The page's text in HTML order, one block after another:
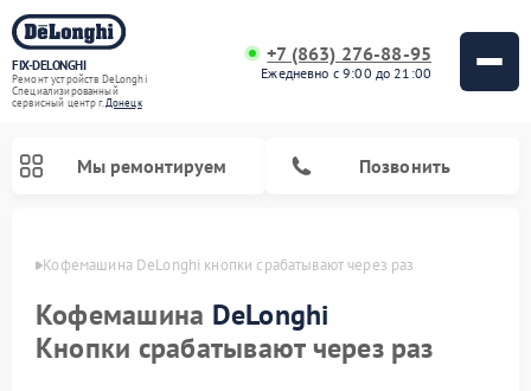
FIX-DELONGHI
Ремонт устройств DeLonghi
Специализированный
cервисный центр г.Донецк
+7 (863) 276-88-95
Ежедневно с 9:00 до 21:00
Мы ремонтируем Позвонить
Кофемашина DeLonghi кнопки срабатывают через раз
Кофемашина DeLonghi
Кнопки срабатывают через раз